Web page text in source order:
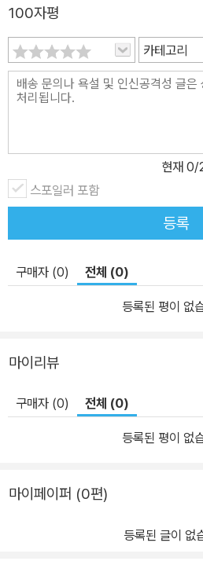
100자평
카테고리
현재 0/
스포일러 포함
등록
구매자 (0) 전체 (0)
등록된 평이 없
마이리뷰
구매자 (0) 전체 (0)
등록된 평이 없
마이페이퍼 (0편)
등록된 글이 없